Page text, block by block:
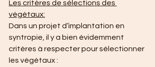
Les critères de sélections des
végétaux:
Dans un projet d’implantation en
syntropie, il y a bien évidemment
critères à respecter pour sélectionner
les végétaux :